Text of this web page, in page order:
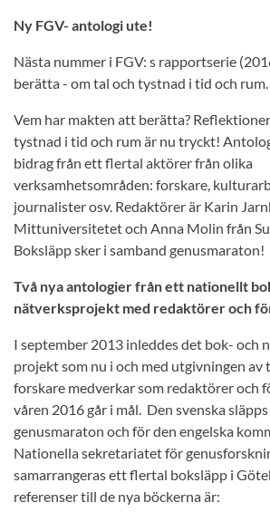
Ny FGV- antologi ute!
Nästa nummer i FGV: s rapportserie
berätta - om tal och tystnad i tid och rum.
Vem har makten att berätta?
tystnad i tid och rumär nu tryckt!
bidrag från ett flertal aktörer från olika
verksamhetsområden: forskare,
journalister osv. Redaktörer är Karin
Mittuniversitetet och Anna Molin från
Boksläpp sker i samband genusmaraton!
Två nya antologier från ett nationellt
nätverksprojekt med redaktörer och
I september 2013 inleddes det bok- och
projekt som nu i och med utgivningen av
forskare medverkar som redaktörer och
våren 2016 går i mål. Den svenska
genusmaraton och för den engelska
Nationella sekretariatet för
samarrangeras ett flertal boksläpp i
referenser till de nya böckerna är: